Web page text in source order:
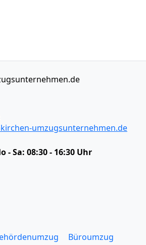
umzugsunternehmen.de
- Sa: 08:30 - 16:30 Uhr
Büroumzug